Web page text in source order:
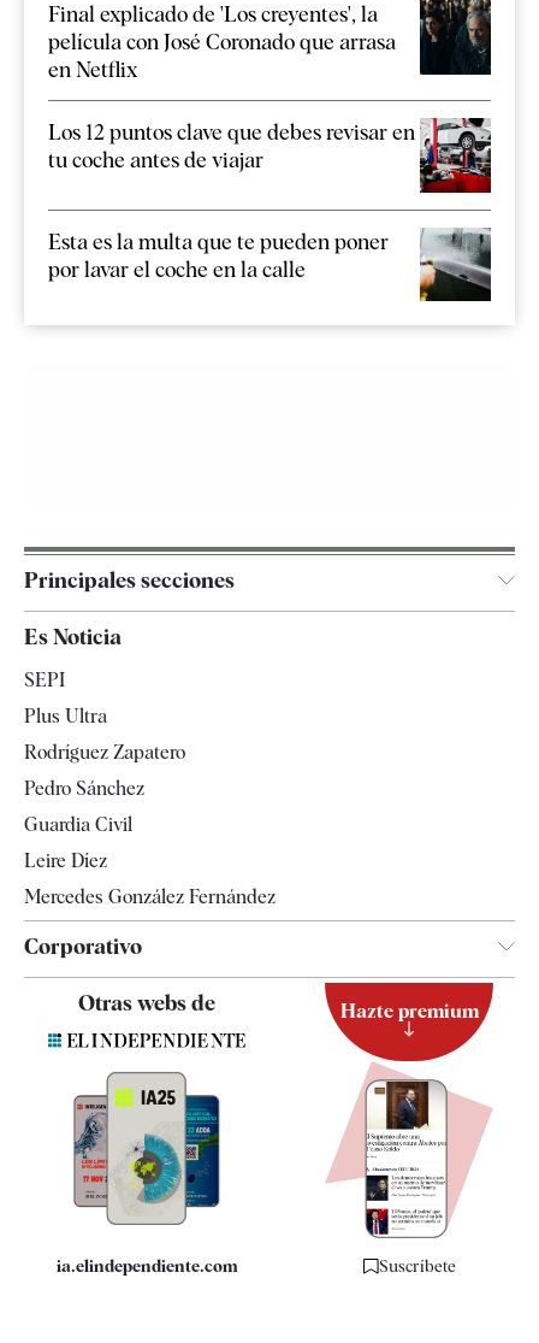
Final explicado de 'Los creyentes', la
película con José Coronado que arrasa
en Netflix
Los 12 puntos clave que debes revisar en
tu coche antes de viajar
Esta es la multa que te pueden poner
por lavar el coche en la calle
Principales secciones
España
Televisión
Es Noticia
SEPI
Plus Ultra
Rodríguez Zapatero
Pedro Sánchez
Guardia Civil
Leire Díez
Mercedes González Fernández
Corporativo
Contacto
Quiénes somos
Especificaciones
Otras webs de
ia.elindependiente.com
Hazte premium
Suscríbete